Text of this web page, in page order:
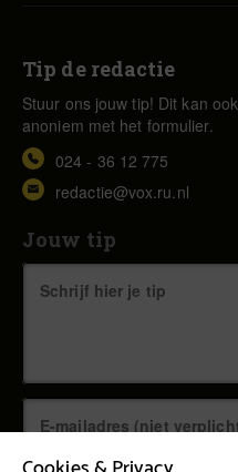
Tip de redactie
Stuur ons jouw tip! Dit kan ook
anoniem met het formulier.
024 - 36 12 775
redactie@vox.ru.nl
Jouw tip